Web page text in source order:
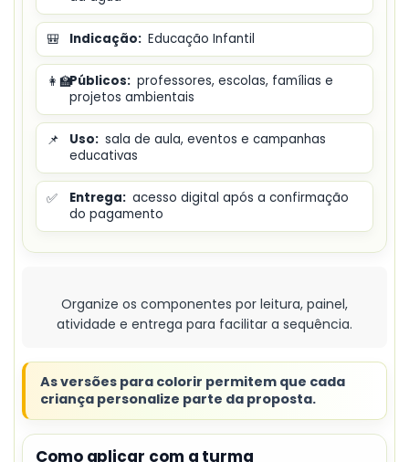
🎒 Indicação: Educação Infantil
👩‍🏫Públicos: professores, escolas, famílias e
projetos ambientais
📌 Uso: sala de aula, eventos e campanhas
educativas
✅ Entrega: acesso digital após a confirmação
do pagamento
Organize os componentes por leitura, painel,
atividade e entrega para facilitar a sequência.
As versões para colorir permitem que cada
criança personalize parte da proposta.
Como aplicar com a turma